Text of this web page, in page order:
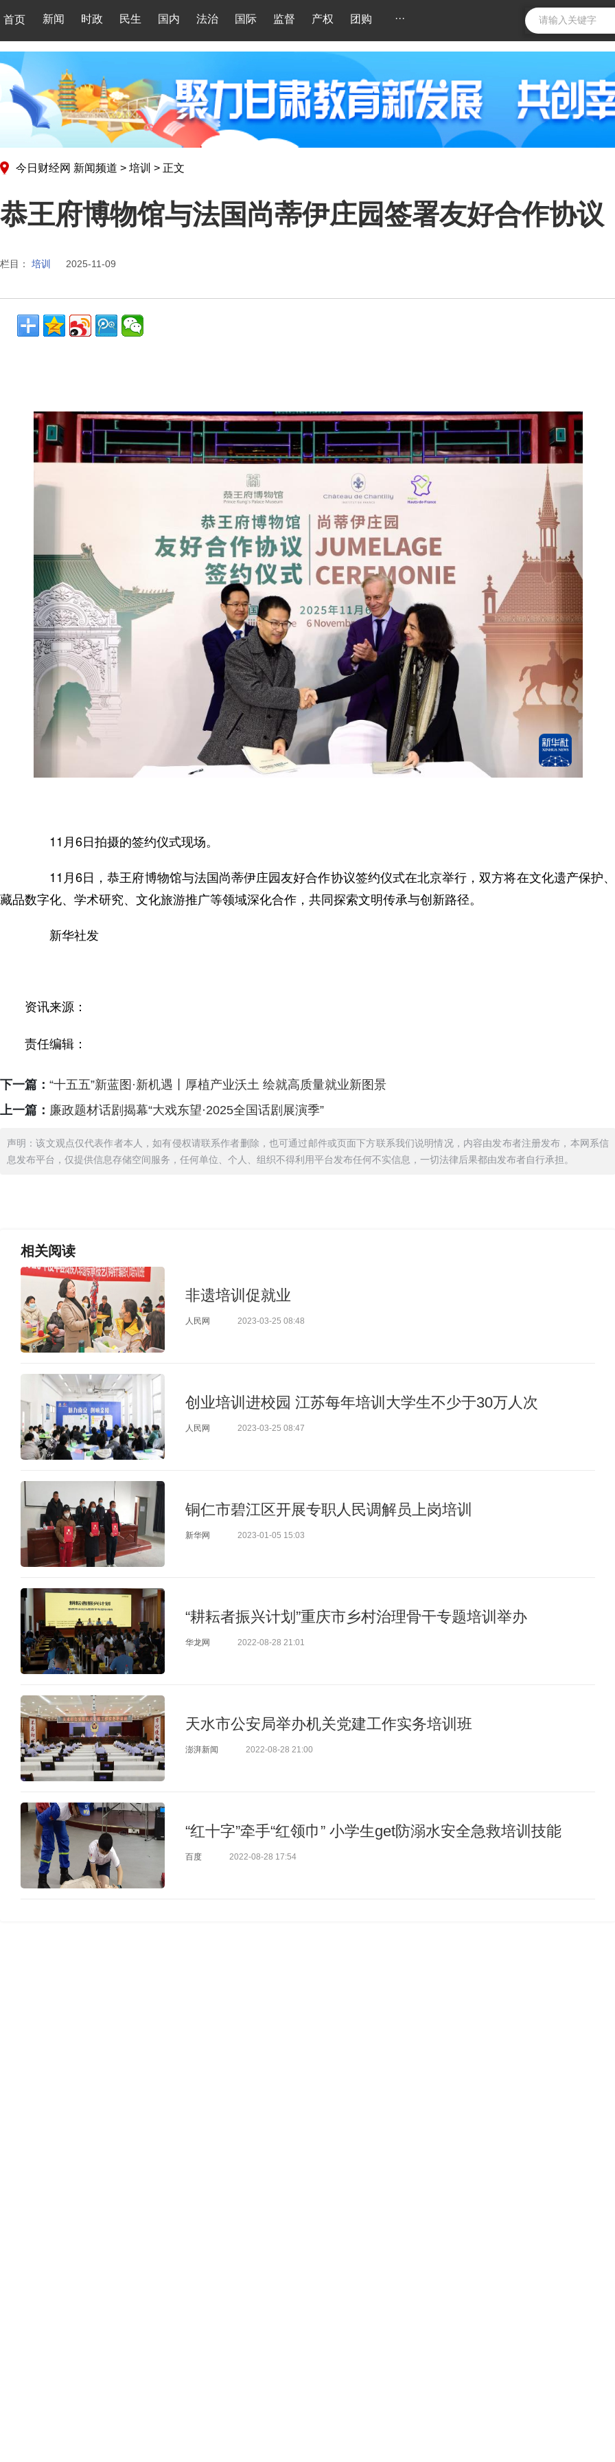
首页 新闻 时政 民生 国内 法治 国际 监督 产权 团购 ···
今日财经网 新闻频道 > 培训 > 正文
恭王府博物馆与法国尚蒂伊庄园签署友好合作协议
栏目： 培训 2025-11-09
11月6日拍摄的签约仪式现场。
11月6日，恭王府博物馆与法国尚蒂伊庄园友好合作协议签约仪式在北京举行，双方将在文化遗产保护、
藏品数字化、学术研究、文化旅游推广等领域深化合作，共同探索文明传承与创新路径。
新华社发
资讯来源：
责任编辑：
下一篇： “十五五”新蓝图·新机遇丨厚植产业沃土 绘就高质量就业新图景
上一篇： 廉政题材话剧揭幕“大戏东望·2025全国话剧展演季”
声明：该文观点仅代表作者本人，如有侵权请联系作者删除，也可通过邮件或页面下方联系我们说明情况，内容由发布者注册发布，本网系信
息发布平台，仅提供信息存储空间服务，任何单位、个人、组织不得利用平台发布任何不实信息，一切法律后果都由发布者自行承担。
相关阅读
非遗培训促就业
人民网 2023-03-25 08:48
创业培训进校园 江苏每年培训大学生不少于30万人次
人民网 2023-03-25 08:47
铜仁市碧江区开展专职人民调解员上岗培训
新华网 2023-01-05 15:03
“耕耘者振兴计划”重庆市乡村治理骨干专题培训举办
华龙网 2022-08-28 21:01
天水市公安局举办机关党建工作实务培训班
澎湃新闻 2022-08-28 21:00
“红十字”牵手“红领巾” 小学生get防溺水安全急救培训技能
百度 2022-08-28 17:54